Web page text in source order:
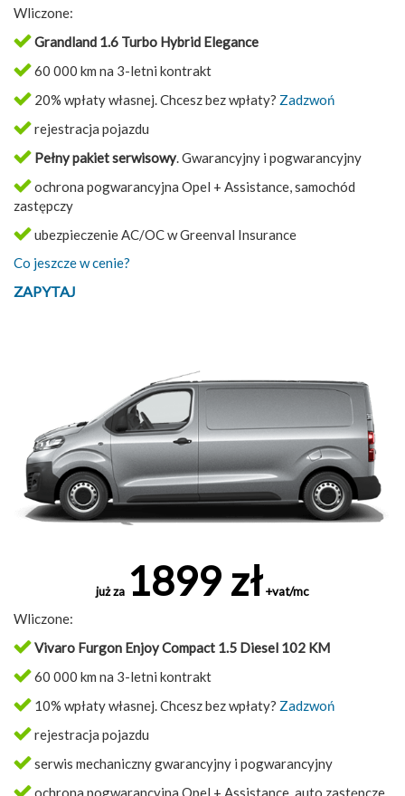
Wliczone:
Grandland 1.6 Turbo Hybrid Elegance
60 000 km na 3-letni kontrakt
20% wpłaty własnej. Chcesz bez wpłaty? Zadzwoń
rejestracja pojazdu
Pełny pakiet serwisowy. Gwarancyjny i pogwarancyjny
ochrona pogwarancyjna Opel + Assistance, samochód
zastępczy
ubezpieczenie AC/OC w Greenval Insurance
Co jeszcze w cenie?
ZAPYTAJ
już za 1899 zł +vat/mc
Wliczone:
Vivaro Furgon Enjoy Compact 1.5 Diesel 102 KM
60 000 km na 3-letni kontrakt
10% wpłaty własnej. Chcesz bez wpłaty? Zadzwoń
rejestracja pojazdu
serwis mechaniczny gwarancyjny i pogwarancyjny
ochrona pogwarancyjna Opel + Assistance, auto zastępcze